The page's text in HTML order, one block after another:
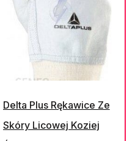
Delta Plus Rękawice Ze
Skóry Licowej Koziej